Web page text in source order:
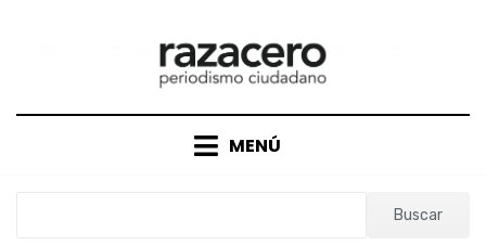
MENÚ
Buscar